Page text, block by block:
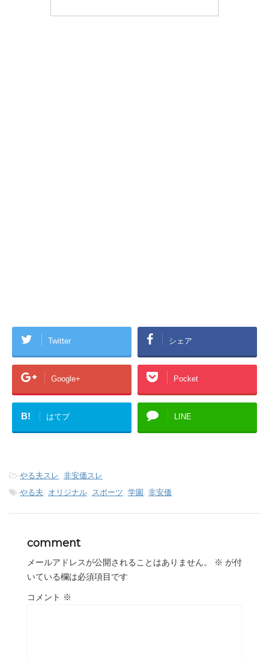
Twitter シェア
Google+ Pocket
B! はてブ LINE
-やる夫スレ 非安価スレ
-やる夫 オリジナル スポーツ 学園 非安価
comment
メールアドレスが公開されることはありません。 ※ が付
いている欄は必須項目です
コメント ※